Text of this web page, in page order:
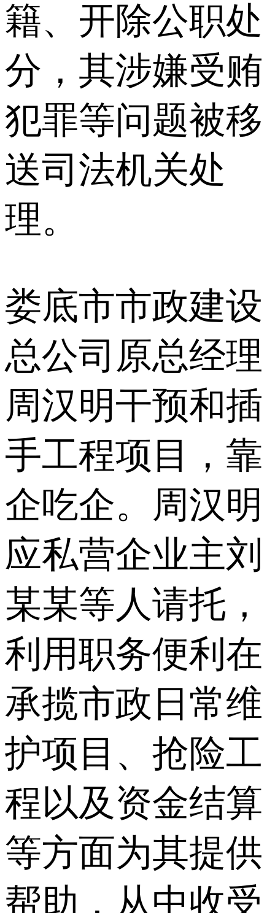
籍、开除公职处
分，其涉嫌受贿
犯罪等问题被移
送司法机关处
理。
娄底市市政建设
总公司原总经理
周汉明干预和插
手工程项目，靠
企吃企。周汉明
应私营企业主刘
某某等人请托，
利用职务便利在
承揽市政日常维
护项目、抢险工
程以及资金结算
等方面为其提供
帮助，从中收受